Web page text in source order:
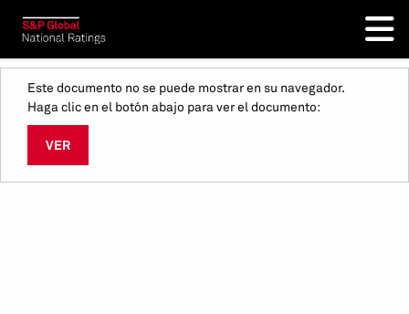
Este documento no se puede mostrar en su navegador.
Haga clic en el botón abajo para ver el documento:
VER